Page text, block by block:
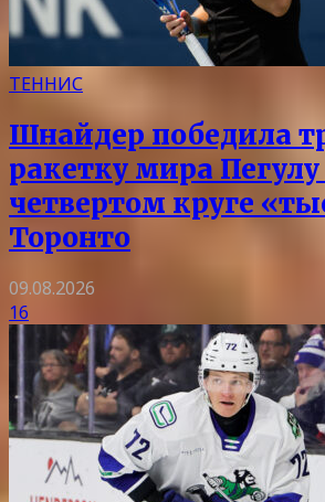
ТЕННИС
Шнайдер победила
ракетку мира Пегулу
четвертом круге
Торонто
09.08.2026
16